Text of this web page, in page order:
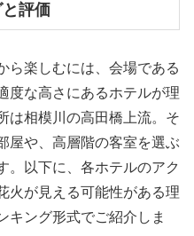
評価
ら楽しむには、会場である
度な高さにあるホテルが理
は相模川の高田橋上流。そ
屋や、高層階の客室を選ぶ
。以下に、各ホテルのアク
火が見える可能性がある理
キング形式でご紹介しま